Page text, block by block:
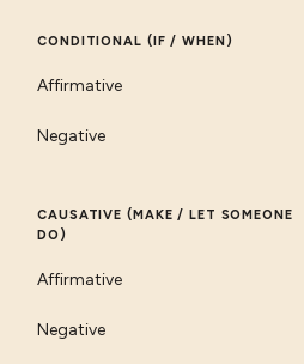
CONDITIONAL (IF / WHEN)
Affirmative
Negative
CAUSATIVE (MAKE / LET SOMEONE
DO)
Affirmative
Negative